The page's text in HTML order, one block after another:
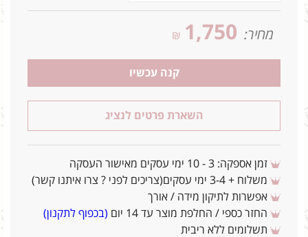
מחיר: 1,750
₪
קנה עכשיו
השארת פרטים לנציג
זמן אספקה: 3 - 10 ימי עסקים מאישור העסקה
משלוח + 3-4 ימי עסקים(צריכים לפני ? צרו איתנו קשר)
אפשרות לתיקון מידה / אורך
החזר כספי / החלפת מוצר עד 14 יום
(בכפוף לתקנון)
תשלומים ללא ריבית